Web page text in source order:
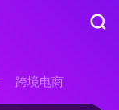
跨境电商